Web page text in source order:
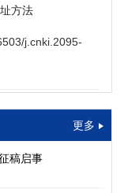
方法
j.cnki.2095-
、技术路线与配置
j.cnki.2095-
更多
稿启事